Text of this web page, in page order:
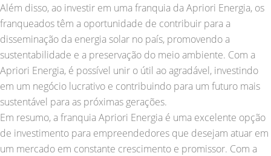
Além disso, ao investir em uma franquia da Apriori Energia, os
franqueados têm a oportunidade de contribuir para a
disseminação da energia solar no país, promovendo a
sustentabilidade e a preservação do meio ambiente. Com a
Apriori Energia, é possível unir o útil ao agradável, investindo
em um negócio lucrativo e contribuindo para um futuro mais
sustentável para as próximas gerações.
Em resumo, a franquia Apriori Energia é uma excelente opção
de investimento para empreendedores que desejam atuar em
um mercado em constante crescimento e promissor. Com a